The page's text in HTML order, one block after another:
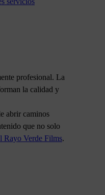
profesional. La
la calidad y
abrir caminos
que no solo
Rayo Verde Films.